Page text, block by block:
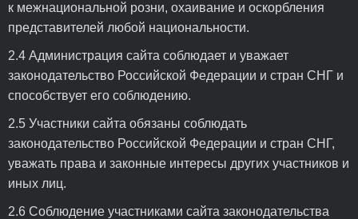
к межнациональной розни, охаивание и оскорбления
представителей любой национальности.
2.4 Администрация сайта соблюдает и уважает
законодательство Российской Федерации и стран СНГ и
способствует его соблюдению.
2.5 Участники сайта обязаны соблюдать
законодательство Российской Федерации и стран СНГ,
уважать права и законные интересы других участников и
иных лиц.
2.6 Соблюдение участниками сайта законодательства